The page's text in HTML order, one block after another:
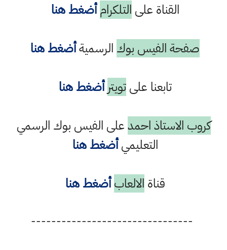
القناة علىالتلكرام أضغط هنا
الفيس بوكالرسميةأضغط هنا
تابعنا علىتويترأضغط هنا
احمدعلى الفيس بوك الرسمي
التعليميأضغط هنا
الالعاب أضغط هنا